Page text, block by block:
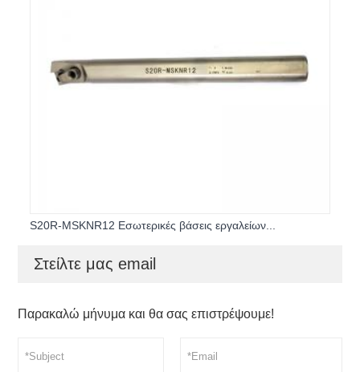
S20R-MSKNR12 Εσωτερικές βάσεις εργαλείων...
Στείλτε μας email
Παρακαλώ μήνυμα και θα σας επιστρέψουμε!